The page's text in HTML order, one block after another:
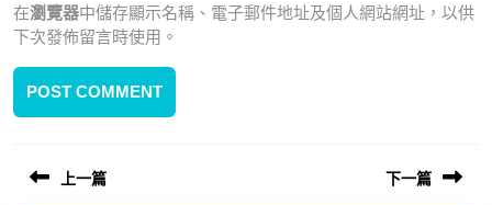
在瀏覽器中儲存顯示名稱、電子郵件地址及個人網站網址，以供
下次發佈留言時使用。
文
上一篇 下一篇